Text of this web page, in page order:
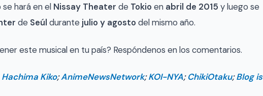
hará en el Nissay Theater de Tokio en abril de 2015 y luego se
de Seúl durante julio y agosto del mismo año.
este musical en tu país? Respóndenos en los comentarios.
Hachima Kiko;AnimeNewsNetwork;KOI-NYA;ChikiOtaku;Blog is